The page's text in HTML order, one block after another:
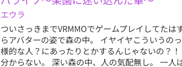
エウラ
ついさっきまでVRMMOでゲームプレイしてた
らアバターの姿で森の中。 イヤイヤこういうの
様的な人？にあったりとかするんじゃないの？
分からない。 深い森の中、人の気配無し。 一人